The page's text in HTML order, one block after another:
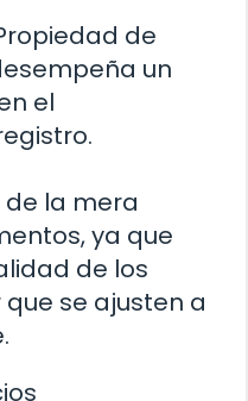
de
un
el
la mera
ya que
de los
se ajusten a